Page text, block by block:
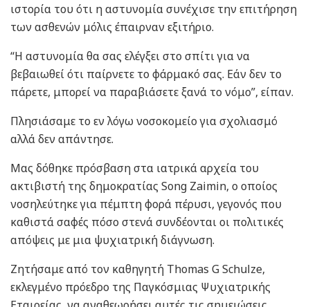
ιστορία του ότι η αστυνομία συνέχισε την επιτήρηση
των ασθενών μόλις έπαιρναν εξιτήριο.
“Η αστυνομία θα σας ελέγξει στο σπίτι για να
βεβαιωθεί ότι παίρνετε το φάρμακό σας. Εάν δεν το
πάρετε, μπορεί να παραβιάσετε ξανά το νόμο”, είπαν.
Πλησιάσαμε το εν λόγω νοσοκομείο για σχολιασμό
αλλά δεν απάντησε.
Μας δόθηκε πρόσβαση στα ιατρικά αρχεία του
ακτιβιστή της δημοκρατίας Song Zaimin, ο οποίος
νοσηλεύτηκε για πέμπτη φορά πέρυσι, γεγονός που
καθιστά σαφές πόσο στενά συνδέονται οι πολιτικές
απόψεις με μια ψυχιατρική διάγνωση.
Ζητήσαμε από τον καθηγητή Thomas G Schulze,
εκλεγμένο πρόεδρο της Παγκόσμιας Ψυχιατρικής